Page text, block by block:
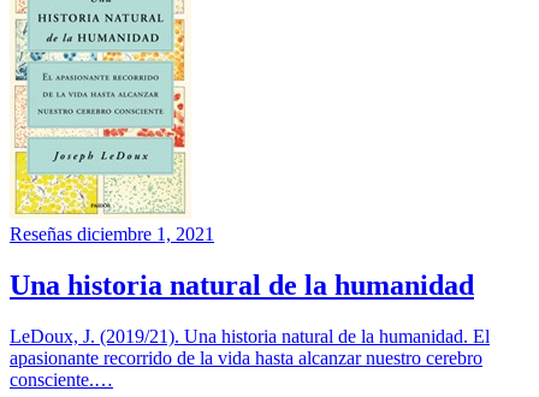
Reseñas diciembre 1, 2021
Una historia natural de la humanidad
LeDoux, J. (2019/21). Una historia natural de la humanidad. El
apasionante recorrido de la vida hasta alcanzar nuestro cerebro
consciente.…